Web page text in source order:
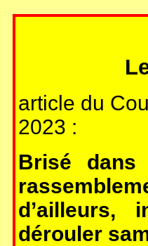
article du
2023 :
Brisé
d’ailleurs,
dérouler